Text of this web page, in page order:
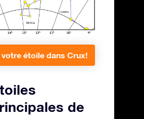
votre étoile dans Crux!
de